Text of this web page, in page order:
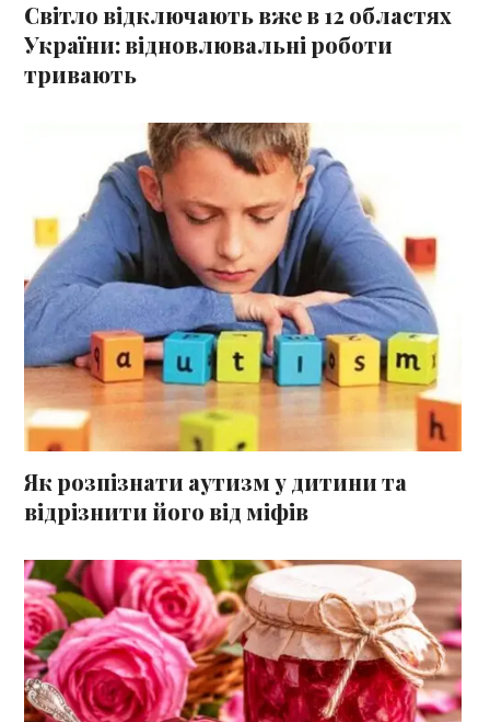
Світло відключають вже в 12 областях
України: відновлювальні роботи
тривають
Як розпізнати аутизм у дитини та
відрізнити його від міфів